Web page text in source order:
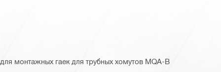
монтажных гаек для трубных хомутов MQA-B